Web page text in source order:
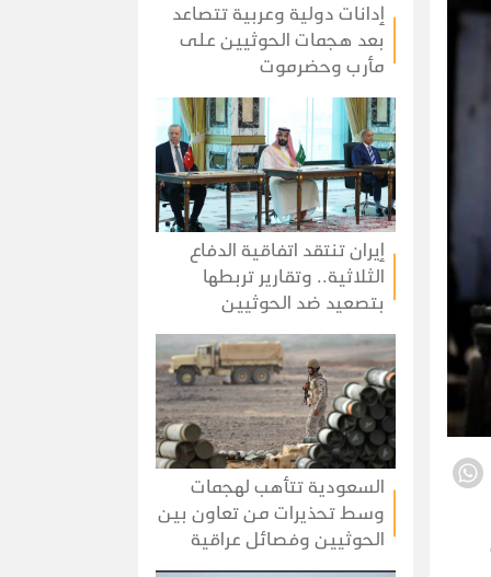
إدانات دولية وعربية تتصاعد
بعد هجمات الحوثيين على
مأرب وحضرموت
إيران تنتقد اتفاقية الدفاع
الثلاثية.. وتقارير تربطها
بتصعيد ضد الحوثيين
السعودية تتأهب لهجمات
وسط تحذيرات من تعاون بين
الحوثيين وفصائل عراقية